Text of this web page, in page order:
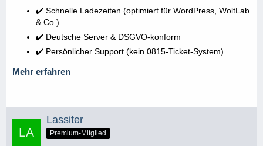
✔️ Schnelle Ladezeiten (optimiert für WordPress, WoltLab
& Co.)
✔️ Deutsche Server & DSGVO-konform
✔️ Persönlicher Support (kein 0815-Ticket-System)
Mehr erfahren
Lassiter
Premium-Mitglied